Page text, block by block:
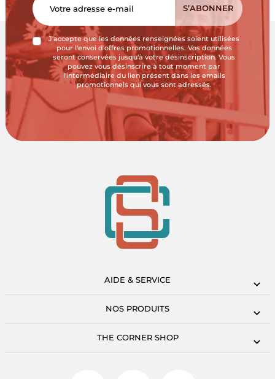
J'accepte que les données renseignées soient utilisées
pour l'envoi d'offres promotionnelles. Vos données
seront conservées jusqu'à votre désinscription. Vous
pouvez vous désinscrire à tout moment par
l'intermédiaire du lien présent dans les emails
promotionnels qui vous sont adressés.
AIDE & SERVICE
NOS PRODUITS
THE CORNER SHOP